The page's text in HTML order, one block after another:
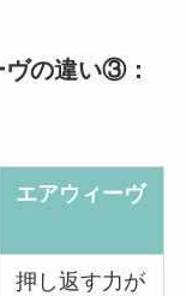
ヴの違い③：
エアウィーヴ
押し返す力が